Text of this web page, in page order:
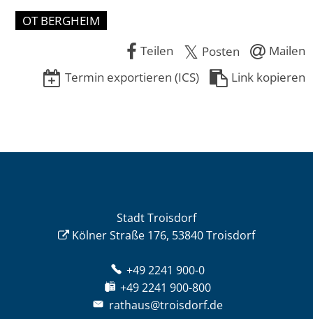
OT BERGHEIM
Teilen
Posten
Mailen
Termin exportieren (ICS)
Link kopieren
Stadt Troisdorf
Kölner Straße 176, 53840 Troisdorf
+49 2241 900-0
+49 2241 900-800
rathaus@troisdorf.de